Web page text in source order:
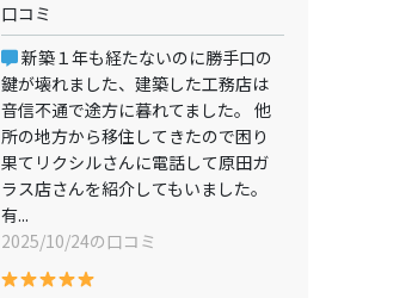
口コミ
新築１年も経たないのに勝手口の
鍵が壊れました、建築した工務店は
音信不通で途方に暮れてました。 他
所の地方から移住してきたので困り
果てリクシルさんに電話して原田ガ
ラス店さんを紹介してもいました。
有...
2025/10/24の口コミ